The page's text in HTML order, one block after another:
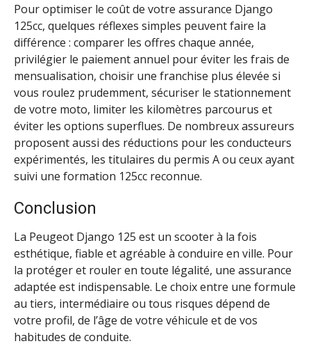
Pour optimiser le coût de votre assurance Django
125cc, quelques réflexes simples peuvent faire la
différence : comparer les offres chaque année,
privilégier le paiement annuel pour éviter les frais de
mensualisation, choisir une franchise plus élevée si
vous roulez prudemment, sécuriser le stationnement
de votre moto, limiter les kilomètres parcourus et
éviter les options superflues. De nombreux assureurs
proposent aussi des réductions pour les conducteurs
expérimentés, les titulaires du permis A ou ceux ayant
suivi une formation 125cc reconnue.
Conclusion
La Peugeot Django 125 est un scooter à la fois
esthétique, fiable et agréable à conduire en ville. Pour
la protéger et rouler en toute légalité, une assurance
adaptée est indispensable. Le choix entre une formule
au tiers, intermédiaire ou tous risques dépend de
votre profil, de l’âge de votre véhicule et de vos
habitudes de conduite.